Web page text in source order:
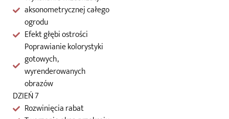
aksonometrycznej całego
ogrodu
Efekt głębi ostrości
Poprawianie kolorystyki
gotowych,
wyrenderowanych
obrazów
DZIEŃ 7
Rozwinięcia rabat